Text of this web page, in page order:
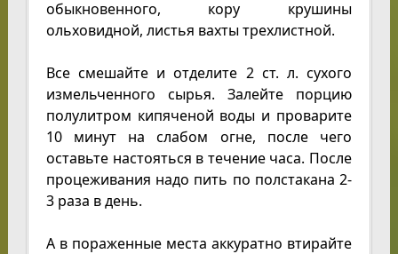
обыкновенного, кору крушины
ольховидной, листья вахты трехлистной.
Все смешайте и отделите 2 ст. л. сухого
измельченного сырья. Залейте порцию
полулитром кипяченой воды и проварите
10 минут на слабом огне, после чего
оставьте настояться в течение часа. После
процеживания надо пить по полстакана 2-
3 раза в день.
А в пораженные места аккуратно втирайте